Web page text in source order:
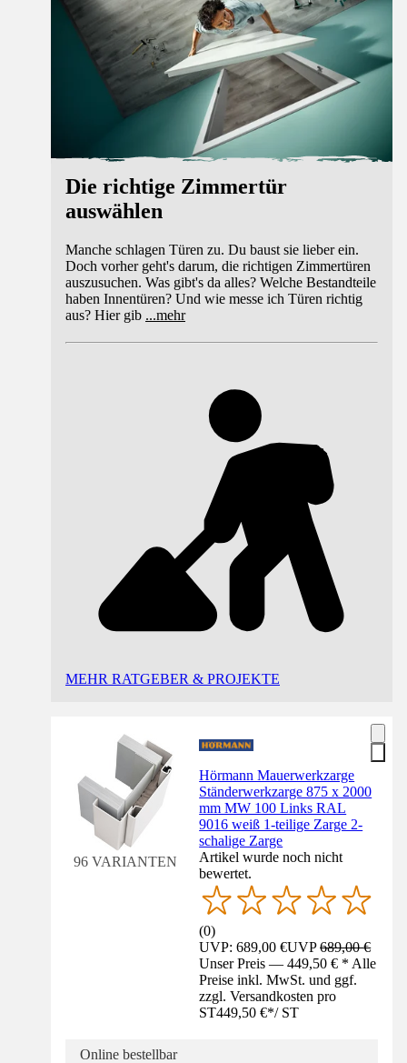
Die richtige Zimmertür
auswählen
Manche schlagen Türen zu. Du baust sie lieber ein.
Doch vorher geht's darum, die richtigen Zimmertüren
auszusuchen. Was gibt's da alles? Welche Bestandteile
haben Innentüren? Und wie messe ich Türen richtig
aus? Hier gib ...mehr
MEHR RATGEBER & PROJEKTE
96 VARIANTEN
Hörmann Mauerwerkzarge
Ständerwerkzarge 875 x 2000
mm MW 100 Links RAL
9016 weiß 1-teilige Zarge 2-
schalige Zarge
Artikel wurde noch nicht
bewertet.
(0)
UVP: 689,00 €UVP689,00 €
Unser Preis — 449,50 € * Alle
Preise inkl. MwSt. und ggf.
zzgl. Versandkosten pro
ST449,50 €*/ ST
Online bestellbar